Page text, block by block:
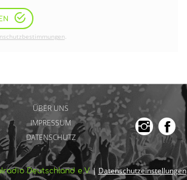
.
ÜBER UNS
IMPRESSUM
DATENSCHUTZ
Deutschland e.V.| Datenschutzeinstellungen